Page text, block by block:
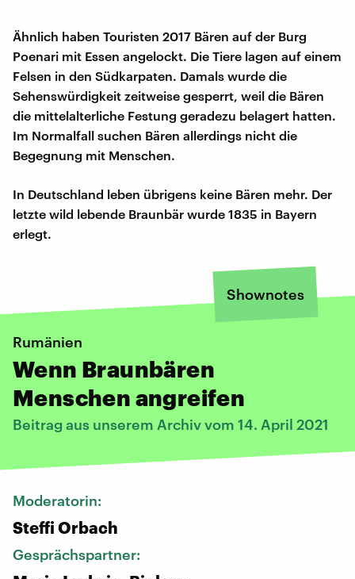
Ähnlich haben Touristen 2017 Bären auf der Burg
Poenari mit Essen angelockt. Die Tiere lagen auf einem
Felsen in den Südkarpaten. Damals wurde die
Sehenswürdigkeit zeitweise gesperrt, weil die Bären
die mittelalterliche Festung geradezu belagert hatten.
Im Normalfall suchen Bären allerdings nicht die
Begegnung mit Menschen.
In Deutschland leben übrigens keine Bären mehr. Der
letzte wild lebende Braunbär wurde 1835 in Bayern
erlegt.
Shownotes
Rumänien
Wenn Braunbären
Menschen angreifen
Beitrag aus unserem Archiv vom 14. April 2021
Moderatorin:
Steffi Orbach
Gesprächspartner: